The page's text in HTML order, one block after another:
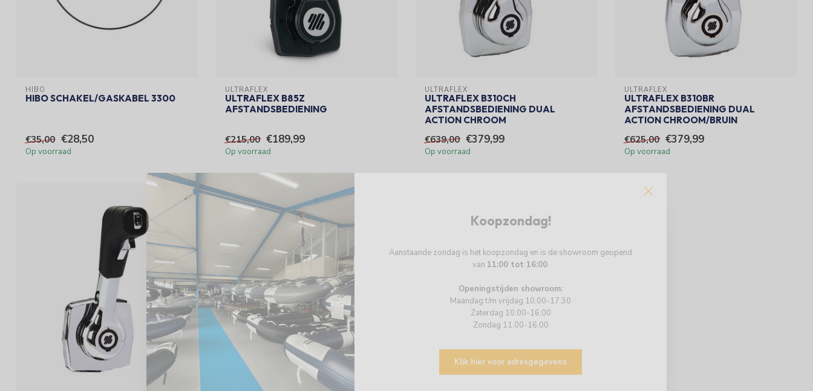
HIBO
HIBO SCHAKEL/GASKABEL 3300
€35,00 €28,50
Op voorraad
ULTRAFLEX
ULTRAFLEX B85Z
AFSTANDSBEDIENING
€215,00 €189,99
Op voorraad
ULTRAFLEX
ULTRAFLEX B310CH
AFSTANDSBEDIENING DUAL
ACTION CHROOM
€639,00 €379,99
Op voorraad
ULTRAFLEX
ULTRAFLEX B310BR
AFSTANDSBEDIENING DUAL
ACTION CHROOM/BRUIN
€625,00 €379,99
Op voorraad
Koopzondag!
Aanstaande zondag is het koopzondag en is de showroom geopend
van 11:00 tot 16:00.
Openingstijden showroom:
Maandag t/m vrijdag 10.00-17.30
Zaterdag 10.00-16.00
Zondag 11.00-16.00
Klik hier voor adresgegevens